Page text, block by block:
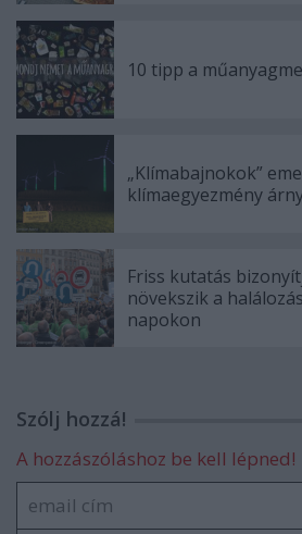
10 tipp a
„Klímabajnokok”
klímaegyezmény
Friss kutatás
növekszik a
napokon
Szólj hozzá!
A hozzászóláshoz be kell lépned!